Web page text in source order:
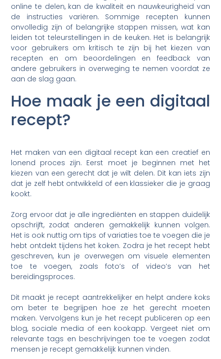
online te delen, kan de kwaliteit en nauwkeurigheid van
de instructies variëren. Sommige recepten kunnen
onvolledig zijn of belangrijke stappen missen, wat kan
leiden tot teleurstellingen in de keuken. Het is belangrijk
voor gebruikers om kritisch te zijn bij het kiezen van
recepten en om beoordelingen en feedback van
andere gebruikers in overweging te nemen voordat ze
aan de slag gaan.
Hoe maak je een digitaal
recept?
Het maken van een digitaal recept kan een creatief en
lonend proces zijn. Eerst moet je beginnen met het
kiezen van een gerecht dat je wilt delen. Dit kan iets zijn
dat je zelf hebt ontwikkeld of een klassieker die je graag
kookt.
Zorg ervoor dat je alle ingrediënten en stappen duidelijk
opschrijft, zodat anderen gemakkelijk kunnen volgen.
Het is ook nuttig om tips of variaties toe te voegen die je
hebt ontdekt tijdens het koken. Zodra je het recept hebt
geschreven, kun je overwegen om visuele elementen
toe te voegen, zoals foto’s of video’s van het
bereidingsproces.
Dit maakt je recept aantrekkelijker en helpt andere koks
om beter te begrijpen hoe ze het gerecht moeten
maken. Vervolgens kun je het recept publiceren op een
blog, sociale media of een kookapp. Vergeet niet om
relevante tags en beschrijvingen toe te voegen zodat
mensen je recept gemakkelijk kunnen vinden.